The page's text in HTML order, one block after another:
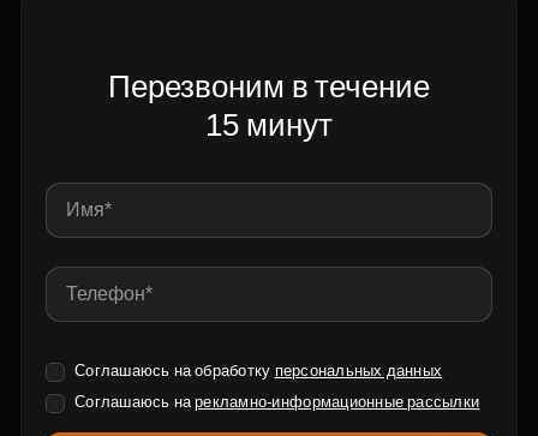
Перезвоним в течение
15 минут
Соглашаюсь на обработку персональных данных
Соглашаюсь нарекламно-информационные рассылки